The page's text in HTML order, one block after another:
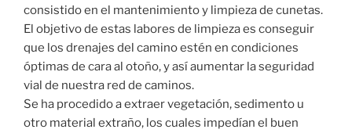
consistido en el mantenimiento y limpieza de cunetas.
El objetivo de estas labores de limpieza es conseguir
que los drenajes del camino estén en condiciones
óptimas de cara al otoño, y así aumentar la seguridad
vial de nuestra red de caminos.
Se ha procedido a extraer vegetación, sedimento u
otro material extraño, los cuales impedían el buen